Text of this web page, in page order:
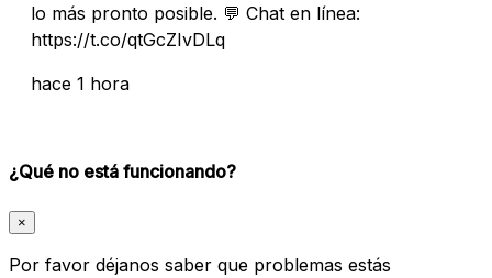
lo más pronto posible. 💬 Chat en línea:
https://t.co/qtGcZIvDLq
hace 1 hora
¿Qué no está funcionando?
×
Por favor déjanos saber que problemas estás